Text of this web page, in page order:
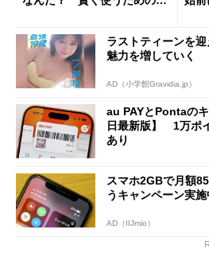
ラストティーンを
魅力を増していく
AD（小学館Gravidia.jp）
au PAYとPontaの
日最新版】 1万ポ
あり
スマホ2GBで月額
うキャンペーン実施
AD（IIJmio）